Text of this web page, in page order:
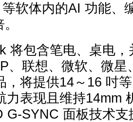
软体内的AI 功能、
包含笔电、桌电，
、联想、微软、微星
，将提供14～16 吋
力表现且维持14mm
G-SYNC 面板技术